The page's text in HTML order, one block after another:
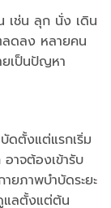
เช่น ลุก นั่ง เดิน
ลดลง หลายคน
ยเป็นปัญหา
ดตั้งแต่แรกเริ่ม
าจต้องเข้ารับ
ยภาพบำบัดระยะ
แลตั้งแต่ต้น